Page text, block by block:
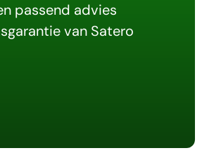
passend advies
van Satero